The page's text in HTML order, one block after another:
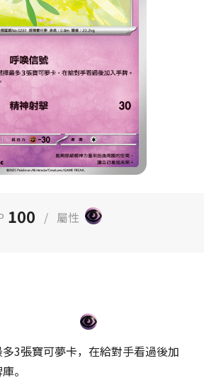
100 / 屬性
3張寶可夢卡，在給對手看過後加
。